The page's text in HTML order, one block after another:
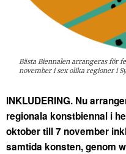
Bästa Biennalen arrangeras för
november i sex olika regioner i
INKLUDERING. Nu
regionala konstbiennal i
oktober till 7 november
samtida konsten, genom